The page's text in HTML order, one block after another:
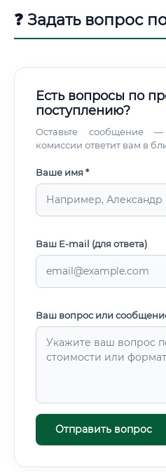
❓ Задать вопрос
Есть вопросы по
поступлению?
Оставьте сообщение
комиссии ответит вам в
Ваше имя *
Ваш E-mail (для ответа)
Ваш вопрос или
Отправить вопрос